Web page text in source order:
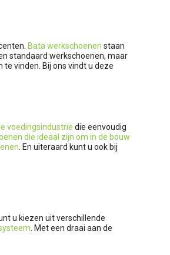
Bata werkschoenen staan
standaard werkschoenen, maar
te vinden. Bij ons vindt u deze
voedingsindustrie die eenvoudig
die ideaal zijn om in de bouw
. En uiteraard kunt u ook bij
u kiezen uit verschillende
. Met een draai aan de